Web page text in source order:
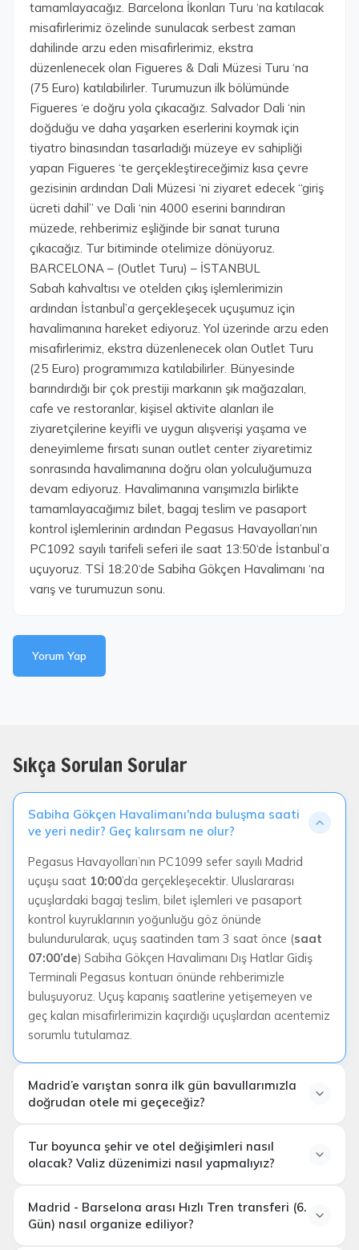
tamamlayacağız. Barcelona İkonları Turu ‘na katılacak
misafirlerimiz özelinde sunulacak serbest zaman
dahilinde arzu eden misafirlerimiz, ekstra
düzenlenecek olan Figueres & Dali Müzesi Turu ‘na
(75 Euro) katılabilirler. Turumuzun ilk bölümünde
Figueres ‘e doğru yola çıkacağız. Salvador Dali ‘nin
doğduğu ve daha yaşarken eserlerini koymak için
tiyatro binasından tasarladığı müzeye ev sahipliği
yapan Figueres ‘te gerçekleştireceğimiz kısa çevre
gezisinin ardından Dali Müzesi ‘ni ziyaret edecek “giriş
ücreti dahil” ve Dali ‘nin 4000 eserini barındıran
müzede, rehberimiz eşliğinde bir sanat turuna
çıkacağız. Tur bitiminde otelimize dönüyoruz.
BARCELONA – (Outlet Turu) – İSTANBUL
Sabah kahvaltısı ve otelden çıkış işlemlerimizin
ardından İstanbul’a gerçekleşecek uçuşumuz için
havalimanına hareket ediyoruz. Yol üzerinde arzu eden
misafirlerimiz, ekstra düzenlenecek olan Outlet Turu
(25 Euro) programımıza katılabilirler. Bünyesinde
barındırdığı bir çok prestiji markanın şık mağazaları,
cafe ve restoranlar, kişisel aktivite alanları ile
ziyaretçilerine keyifli ve uygun alışverişi yaşama ve
deneyimleme fırsatı sunan outlet center ziyaretimiz
sonrasında havalimanına doğru olan yolculuğumuza
devam ediyoruz. Havalimanına varışımızla birlikte
tamamlayacağımız bilet, bagaj teslim ve pasaport
kontrol işlemlerinin ardından Pegasus Havayolları’nın
PC1092 sayılı tarifeli seferi ile saat 13:50‘de İstanbul’a
uçuyoruz. TSİ 18:20‘de Sabiha Gökçen Havalimanı ‘na
varış ve turumuzun sonu.
Yorum Yap
Sıkça Sorulan Sorular
Sabiha Gökçen Havalimanı'nda buluşma saati
ve yeri nedir? Geç kalırsam ne olur?
Pegasus Havayolları’nın PC1099 sefer sayılı Madrid
uçuşu saat 10:00’da gerçekleşecektir. Uluslararası
uçuşlardaki bagaj teslim, bilet işlemleri ve pasaport
kontrol kuyruklarının yoğunluğu göz önünde
bulundurularak, uçuş saatinden tam 3 saat önce (saat
07:00’de) Sabiha Gökçen Havalimanı Dış Hatlar Gidiş
Terminali Pegasus kontuarı önünde rehberimizle
buluşuyoruz. Uçuş kapanış saatlerine yetişemeyen ve
geç kalan misafirlerimizin kaçırdığı uçuşlardan acentemiz
sorumlu tutulamaz.
Madrid’e varıştan sonra ilk gün bavullarımızla
doğrudan otele mi geçeceğiz?
Tur boyunca şehir ve otel değişimleri nasıl
olacak? Valiz düzenimizi nasıl yapmalıyız?
Madrid - Barselona arası Hızlı Tren transferi (6.
Gün) nasıl organize ediliyor?